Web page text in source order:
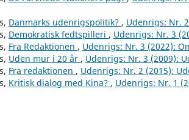
Danmarks udenrigspolitik? , Udenrigs: Nr.
Demokratisk fedtspilleri , Udenrigs: Nr. 3
Fra Redaktionen , Udenrigs: Nr. 3 (2022):
Uden mur i 20 år , Udenrigs: Nr. 3 (2009):
Fra redaktionen , Udenrigs: Nr. 2 (2015):
Kritisk dialog med Kina? , Udenrigs: Nr. 1